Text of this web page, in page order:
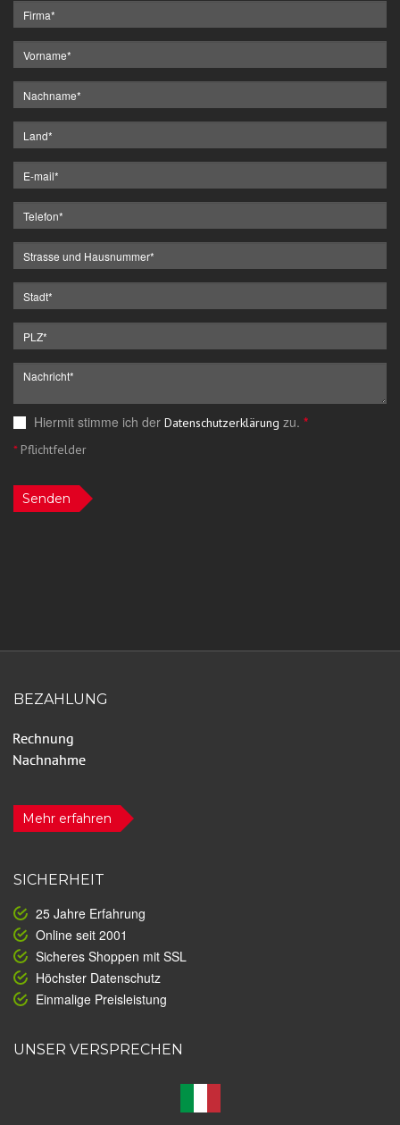
Hiermit stimme ich der Datenschutzerklärung zu. *
*Pflichtfelder
Senden
BEZAHLUNG
Mehr erfahren
SICHERHEIT
25 Jahre Erfahrung
Online seit 2001
Sicheres Shoppen mit SSL
Höchster Datenschutz
Einmalige Preisleistung
UNSER VERSPRECHEN